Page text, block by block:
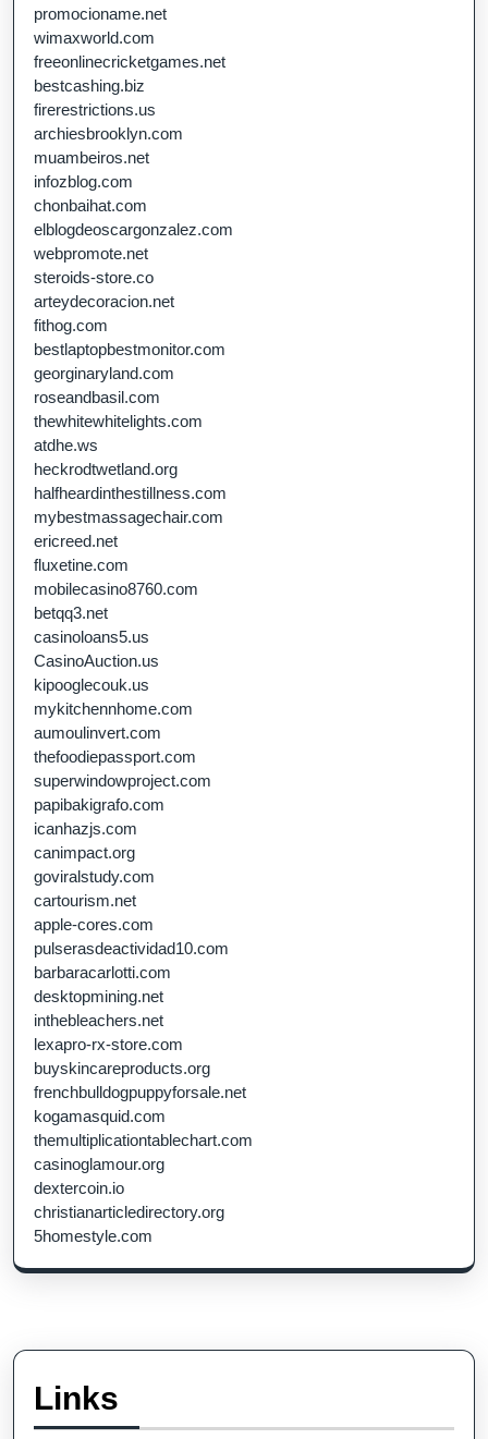
promocioname.net
wimaxworld.com
freeonlinecricketgames.net
bestcashing.biz
firerestrictions.us
archiesbrooklyn.com
muambeiros.net
infozblog.com
chonbaihat.com
elblogdeoscargonzalez.com
webpromote.net
steroids-store.co
arteydecoracion.net
fithog.com
bestlaptopbestmonitor.com
georginaryland.com
roseandbasil.com
thewhitewhitelights.com
atdhe.ws
heckrodtwetland.org
halfheardinthestillness.com
mybestmassagechair.com
ericreed.net
fluxetine.com
mobilecasino8760.com
betqq3.net
casinoloans5.us
CasinoAuction.us
kipooglecouk.us
mykitchennhome.com
aumoulinvert.com
thefoodiepassport.com
superwindowproject.com
papibakigrafo.com
icanhazjs.com
canimpact.org
goviralstudy.com
cartourism.net
apple-cores.com
pulserasdeactividad10.com
barbaracarlotti.com
desktopmining.net
inthebleachers.net
lexapro-rx-store.com
buyskincareproducts.org
frenchbulldogpuppyforsale.net
kogamasquid.com
themultiplicationtablechart.com
casinoglamour.org
dextercoin.io
christianarticledirectory.org
5homestyle.com
Links